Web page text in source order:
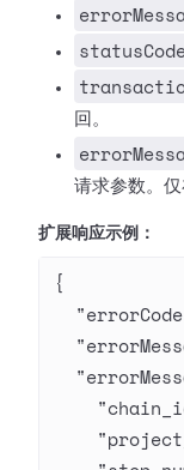
回。
请求参数。仅
扩展响应示例：
{